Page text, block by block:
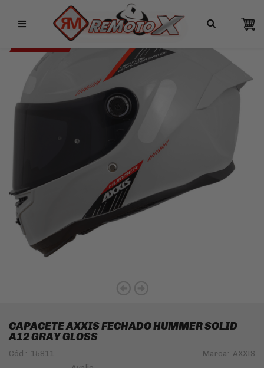
Remotox
10% OFF NO PIX
CAPACETE AXXIS FECHADO HUMMER SOLID
A12 GRAY GLOSS
Cód.: 15811 Marca: AXXIS